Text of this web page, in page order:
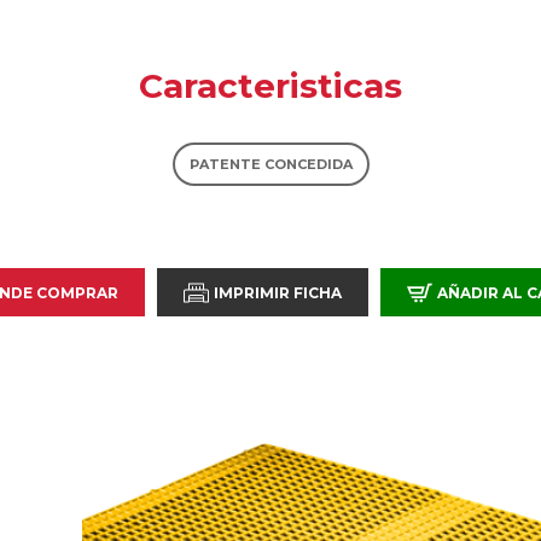
Caracteristicas
PATENTE CONCEDIDA
COMPRAR IMPRIMIR FICHA AÑADIR AL